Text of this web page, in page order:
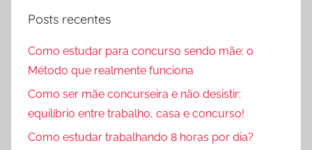
Posts recentes
Como estudar para concurso sendo mãe: o
Método que realmente funciona
Como ser mãe concurseira e não desistir:
equilíbrio entre trabalho, casa e concurso!
Como estudar trabalhando 8 horas por dia?